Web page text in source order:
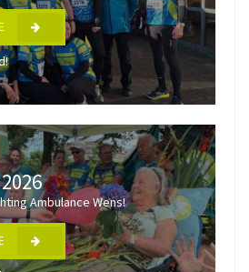
Ambulance Wens!